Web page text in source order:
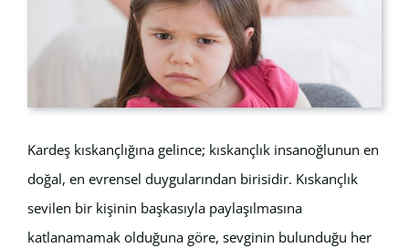
Kardeş kıskançlığına gelince; kıskançlık insanoğlunun en
doğal, en evrensel duygularından birisidir. Kıskançlık
sevilen bir kişinin başkasıyla paylaşılmasına
katlanamamak olduğuna göre, sevginin bulunduğu her